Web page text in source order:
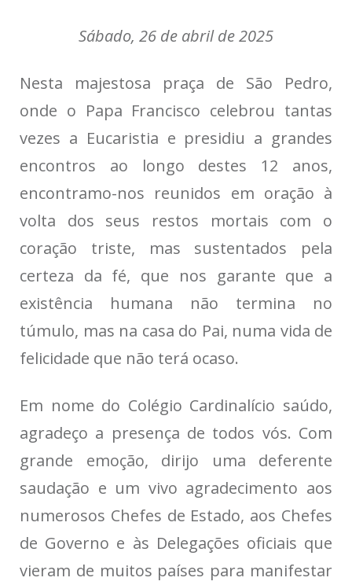
Sábado, 26 de abril de 2025
Nesta majestosa praça de São Pedro,
onde o Papa Francisco celebrou tantas
vezes a Eucaristia e presidiu a grandes
encontros ao longo destes 12 anos,
encontramo-nos reunidos em oração à
volta dos seus restos mortais com o
coração triste, mas sustentados pela
certeza da fé, que nos garante que a
existência humana não termina no
túmulo, mas na casa do Pai, numa vida de
felicidade que não terá ocaso.
Em nome do Colégio Cardinalício saúdo,
agradeço a presença de todos vós. Com
grande emoção, dirijo uma deferente
saudação e um vivo agradecimento aos
numerosos Chefes de Estado, aos Chefes
de Governo e às Delegações oficiais que
vieram de muitos países para manifestar